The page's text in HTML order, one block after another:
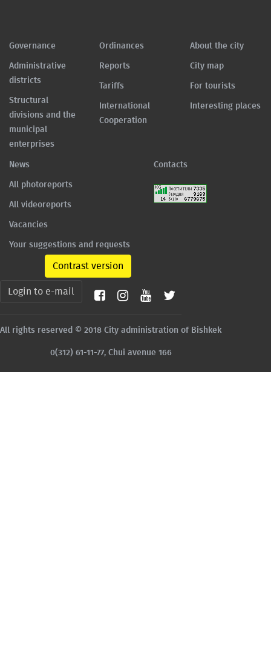
Governance
Administrative
districts
Structural
divisions and the
municipal
enterprises
Ordinances
Reports
Tariffs
International
Cooperation
About the city
City map
For tourists
Interesting places
News
All photoreports
All videoreports
Vacancies
Your suggestions and requests
Contacts
Contrast version
Login to e-mail
All rights reserved © 2018 City administration of Bishkek
0(312) 61-11-77, Chui avenue 166